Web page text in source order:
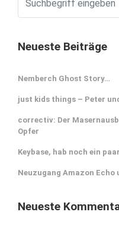
Neueste Beiträge
Nemberch Ghost Story…
just kids things – Peter
correctiv: Der
Opfer
Keybase, hab noch ein
Neuzugang Amazon Echo
Neueste